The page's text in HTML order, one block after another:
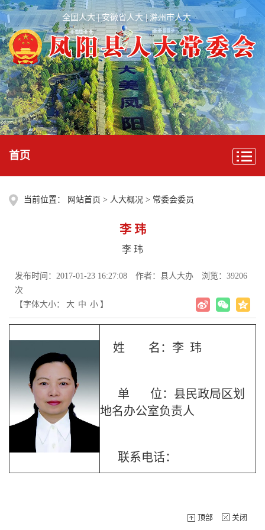
全国人大|安徽省人大| 滁州市人大
首页
当前位置： 网站首页 > 人大概况 > 常委会委员
李 玮
李 玮
发布时间：2017-01-23 16:27:08 作者：县人大办
浏览：39206
次
【字体大小：
大 中 小 】
姓 名：李 玮
单 位：县民政局区划
地名办公室负责人
联系电话：
顶部 关闭